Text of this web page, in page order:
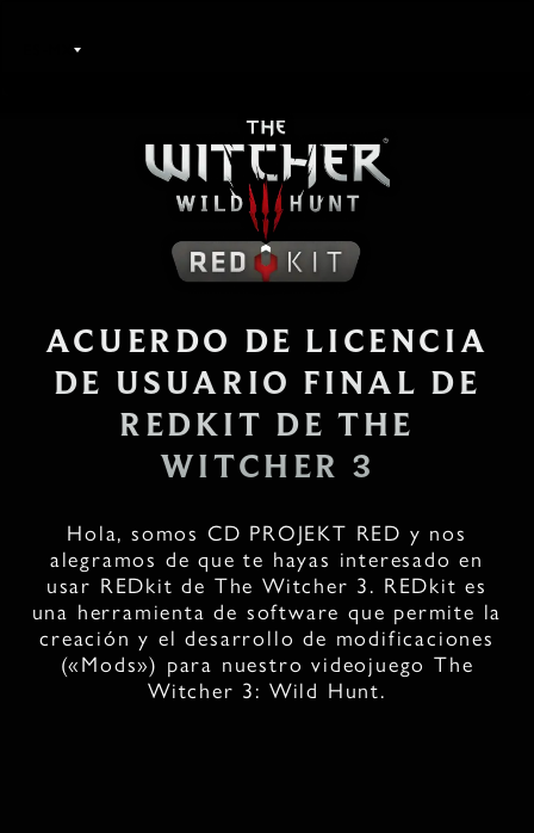
ACUERDO DE LICENCIA
DE USUARIO FINAL DE
REDKIT DE THE
WITCHER 3
Hola, somos CD PROJEKT RED y nos
alegramos de que te hayas interesado en
usar REDkit de The Witcher 3. REDkit es
una herramienta de software que permite la
creación y el desarrollo de modificaciones
(«Mods») para nuestro videojuego The
Witcher 3: Wild Hunt.